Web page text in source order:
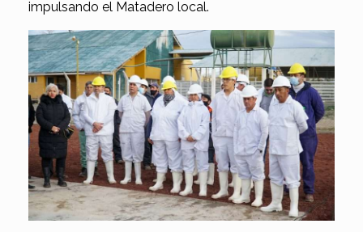
impulsando el Matadero local.